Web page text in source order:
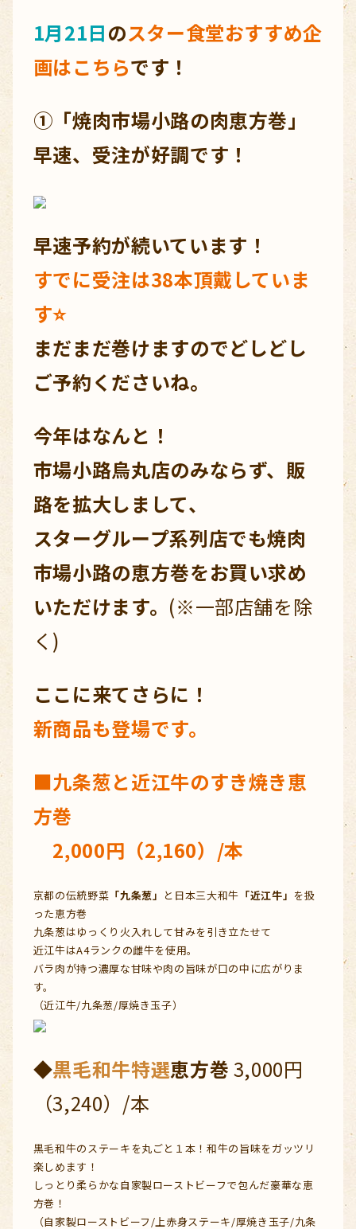
1月21日のスター食堂おすすめ企
画はこちらです！
①「焼肉市場小路の肉恵方巻」
早速、受注が好調です！
早速予約が続いています！
すでに受注は38本頂戴していま
す⭐
まだまだ巻けますのでどしどし
ご予約くださいね。
今年はなんと！
市場小路烏丸店のみならず、販
路を拡大しまして、
スターグループ系列店でも焼肉
市場小路の恵方巻をお買い求め
いただけます。 (※一部店舗を除
く)
ここに来てさらに！
新商品も登場です。
■九条葱と近江牛のすき焼き恵
方巻
2,000円（2,160）/本
京都の伝統野菜 「九条葱」 と日本三大和牛 「近江牛」 を扱
った恵方巻
九条葱はゆっくり火入れして甘みを引き立たせて
近江牛はA4ランクの雌牛を使用。
バラ肉が持つ濃厚な甘味や肉の旨味が口の中に広がりま
す。
（近江牛/九条葱/厚焼き玉子）
◆黒毛和牛特選恵方巻 3,000円
（3,240）/本
黒毛和牛のステーキを丸ごと１本！和牛の旨味をガッツリ
楽しめます！
しっとり柔らかな自家製ローストビーフで包んだ豪華な恵
方巻！
（自家製ローストビーフ/上赤身ステーキ/厚焼き玉子/九条